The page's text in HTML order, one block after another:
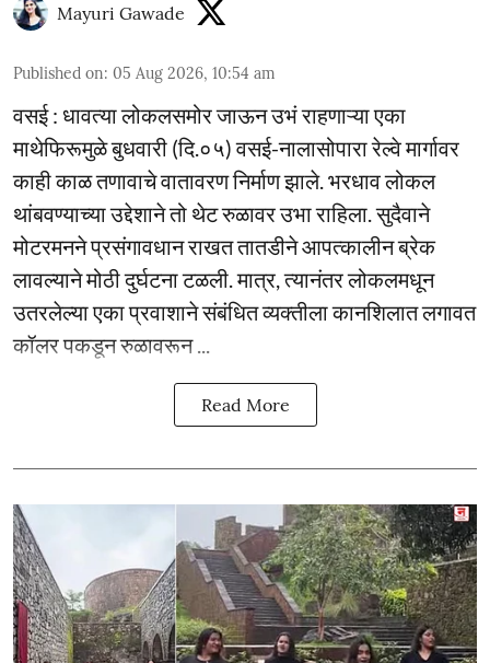
Mayuri Gawade
Published on: 05 Aug 2026, 10:54 am
वसई : धावत्या लोकलसमोर जाऊन उभं राहणाऱ्या एका
माथेफिरूमुळे बुधवारी (दि.०५) वसई-नालासोपारा रेल्वे मार्गावर
काही काळ तणावाचे वातावरण निर्माण झाले. भरधाव लोकल
थांबवण्याच्या उद्देशाने तो थेट रुळावर उभा राहिला. सुदैवाने
मोटरमनने प्रसंगावधान राखत तातडीने आपत्कालीन ब्रेक
लावल्याने मोठी दुर्घटना टळली. मात्र, त्यानंतर लोकलमधून
उतरलेल्या एका प्रवाशाने संबंधित व्यक्तीला कानशिलात लगावत
कॉलर पकडून रुळावरून ...
Read More